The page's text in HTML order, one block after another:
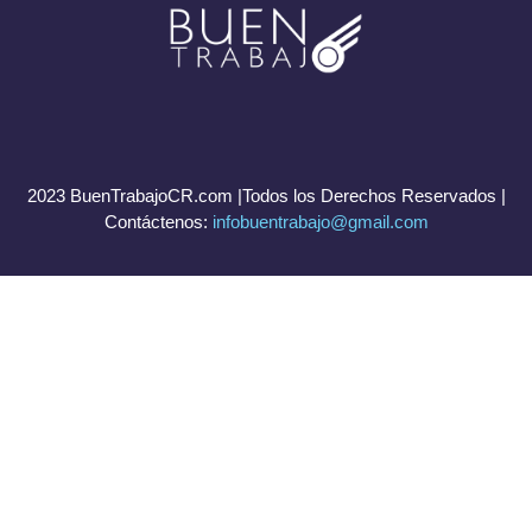
2023 BuenTrabajoCR.com |Todos los Derechos Reservados |
Contáctenos: infobuentrabajo@gmail.com